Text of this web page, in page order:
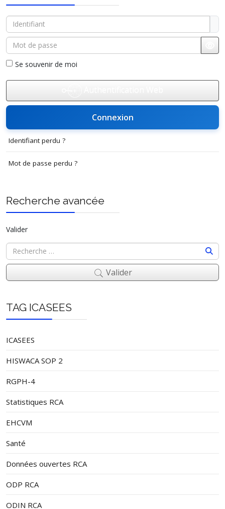
Identifiant
Mot de passe
Se souvenir de moi
Connexion
Identifiant perdu ?
Mot de passe perdu ?
Recherche avancée
Valider
Valider
TAG ICASEES
ICASEES
HISWACA SOP 2
RGPH-4
Statistiques RCA
EHCVM
Santé
Données ouvertes RCA
ODP RCA
ODIN RCA